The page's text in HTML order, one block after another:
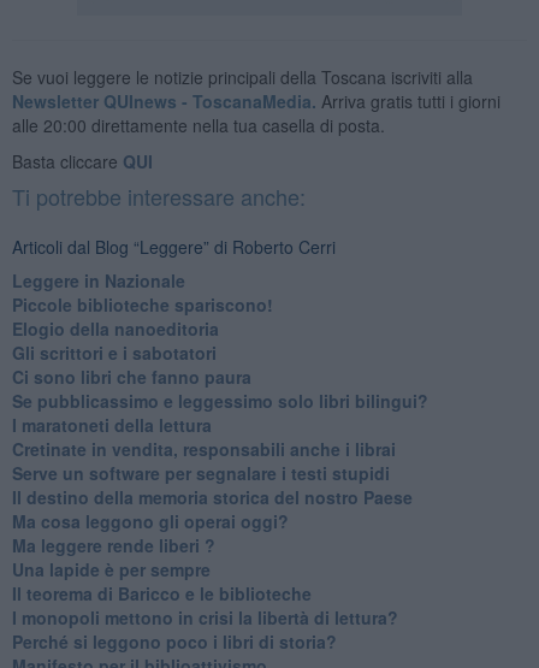
Se vuoi leggere le notizie principali della Toscana iscriviti alla
Newsletter QUInews - ToscanaMedia. Arriva gratis tutti i giorni
alle 20:00 direttamente nella tua casella di posta.
Basta cliccare QUI
Ti potrebbe interessare anche:
Articoli dal Blog “Leggere” di Roberto Cerri
​Leggere in Nazionale
​Piccole biblioteche spariscono!
​Elogio della nanoeditoria
Gli scrittori e i sabotatori
Ci sono libri che fanno paura
Se pubblicassimo e leggessimo solo libri bilingui?
I maratoneti della lettura
Cretinate in vendita, responsabili anche i librai
Serve un software per segnalare i testi stupidi
​Il destino della memoria storica del nostro Paese
Ma cosa leggono gli operai oggi?
Ma leggere rende liberi ?
​Una lapide è per sempre
Il teorema di Baricco e le biblioteche
I monopoli mettono in crisi la libertà di lettura?
​Perché si leggono poco i libri di storia?